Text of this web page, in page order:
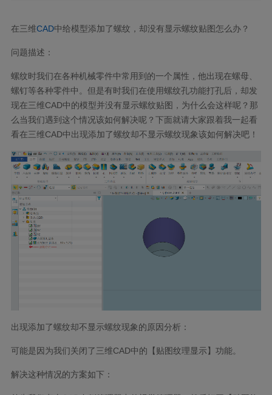
在三维CAD中给模型添加了螺纹，却没有显示螺纹贴图怎么办？
问题描述：
螺纹时我们在各种机械零件中常用到的一个属性，他出现在螺母、
螺钉等各种零件中。但是有时我们在使用螺纹孔功能打孔后，却发
现在三维CAD中的模型并没有显示螺纹贴图，为什么会这样呢？那
么当我们遇到这个情况该如何解决呢？下面就请大家跟着我一起看
看在三维CAD中出现添加了螺纹却不显示螺纹现象该如何解决吧！
出现添加了螺纹却不显示螺纹现象的原因分析：
可能是因为我们关闭了三维CAD中的【贴图纹理显示】功能。
解决这种情况的方案如下：